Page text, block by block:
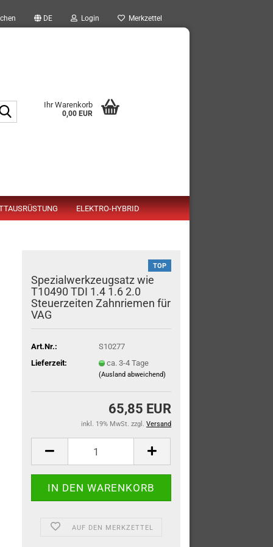
DE Login Merkzettel
Ihr Warenkorb
0,00 EUR
ELEKTRO-HYBRID
TOP
Spezialwerkzeugsatz wie
T10490 TDI 1.4 1.6 2.0
Steuerzeiten Zahnriemen für
VAG
Art.Nr.:
S10277
Lieferzeit:
ca. 3-4 Tage
(Ausland abweichend)
65,85 EUR
inkl. 19% MwSt. zzgl. Versand
AUF DEN MERKZETTEL